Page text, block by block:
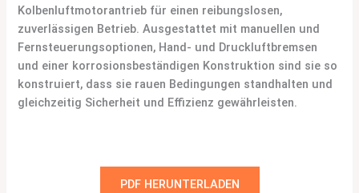
Kolbenluftmotorantrieb für einen reibungslosen,
zuverlässigen Betrieb. Ausgestattet mit manuellen und
Fernsteuerungsoptionen, Hand- und Druckluftbremsen
und einer korrosionsbeständigen Konstruktion sind sie so
konstruiert, dass sie rauen Bedingungen standhalten und
gleichzeitig Sicherheit und Effizienz gewährleisten.
PDF HERUNTERLADEN